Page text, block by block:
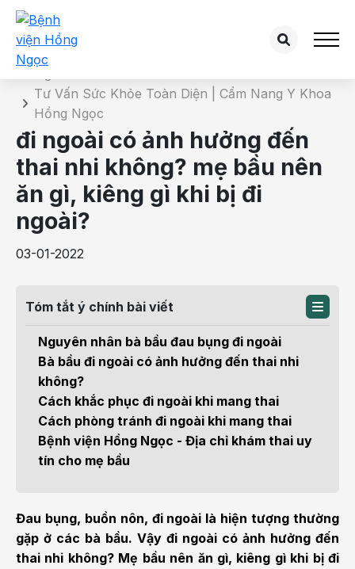
Chi tiết bài tư vấn
Tư Vấn Sức Khỏe Toàn Diện | Cẩm Nang Y Khoa
Hồng Ngọc
đi ngoài có ảnh hưởng đến
thai nhi không? mẹ bầu nên
ăn gì, kiêng gì khi bị đi
ngoài?
03-01-2022
Tóm tắt ý chính bài viết
Nguyên nhân bà bầu đau bụng đi ngoài
Bà bầu đi ngoài có ảnh hưởng đến thai nhi
không?
Cách khắc phục đi ngoài khi mang thai
Cách phòng tránh đi ngoài khi mang thai
Bệnh viện Hồng Ngọc - Địa chỉ khám thai uy
tín cho mẹ bầu
Đau bụng, buồn nôn, đi ngoài là hiện tượng thường
gặp ở các bà bầu. Vậy đi ngoài có ảnh hưởng đến
thai nhi không? Mẹ bầu nên ăn gì, kiêng gì khi bị đi